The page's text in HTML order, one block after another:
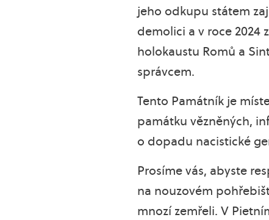
jeho odkupu státem
demolici a v roce 2024
holokaustu Romů a
správcem.
Tento Památník je
památku vězněných,
o dopadu nacistické
Prosíme vás, abyste
na nouzovém
mnozí zemřeli. V